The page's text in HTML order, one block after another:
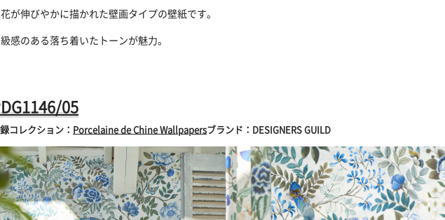
が伸びやかに描かれた壁画タイプの壁紙です。
感のある落ち着いたトーンが魅力。
05
コレクション： Porcelaine de Chine Wallpapersブランド：DESIGNERS GUILD